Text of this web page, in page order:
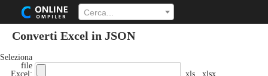
Cerca...
Converti Excel in JSON
Seleziona
file
Excel:
.xls, .xlsx